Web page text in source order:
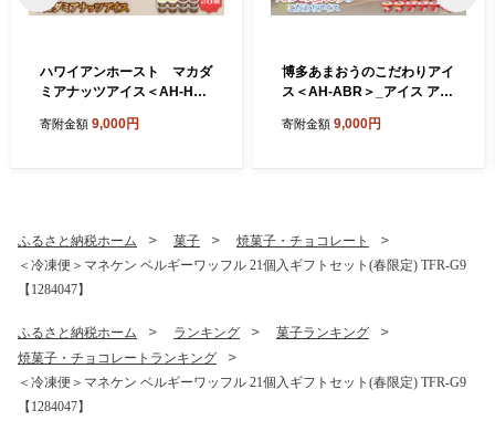
ハワイアンホースト マカダ
ミアナッツアイス＜AH-HS
イーツ デザート マカダミア
寄附金額 9,000円
博多あまおうのこだわりアイ
ス＜AH-ABR＞_アイス アイ
ト 苺 いちご イチゴ あまおう
寄附金額 9,000円
ふるさと納税ホーム 菓子
焼菓子・チョコレート
＜冷凍便＞マネケン ベルギーワッフル 21個入ギフトセット(春限定) TFR-G9
【1284047】
ふるさと納税ホーム ランキング
菓子ランキング
焼菓子・チョコレートランキング
＜冷凍便＞マネケン ベルギーワッフル 21個入ギフトセット(春限定) TFR-G9
【1284047】